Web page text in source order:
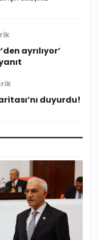
ayrılıyor’
duyurdu!